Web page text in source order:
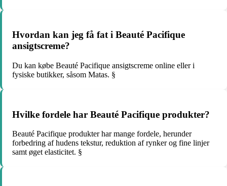
Hvordan kan jeg få fat i Beauté Pacifique
ansigtscreme?
Du kan købe Beauté Pacifique ansigtscreme online eller i
fysiske butikker, såsom Matas. §
Hvilke fordele har Beauté Pacifique produkter?
Beauté Pacifique produkter har mange fordele, herunder
forbedring af hudens tekstur, reduktion af rynker og fine linjer
samt øget elasticitet. §